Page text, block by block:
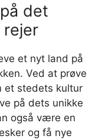
det
et nyt land på
Ved at prøve
et stedets kultur
på dets unikke
også være en
og få nye